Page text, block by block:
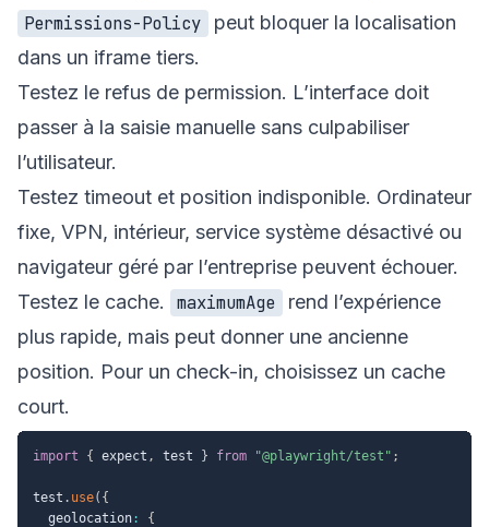
Permissions-Policy
peut bloquer la localisation
dans un iframe tiers.
Testez le refus de permission. L’interface doit
passer à la saisie manuelle sans culpabiliser
l’utilisateur.
Testez timeout et position indisponible. Ordinateur
fixe, VPN, intérieur, service système désactivé ou
navigateur géré par l’entreprise peuvent échouer.
Testez le cache.
maximumAge
rend l’expérience
plus rapide, mais peut donner une ancienne
position. Pour un check-in, choisissez un cache
court.
import { expect , test } from "@playwright/test" ;
test . use( {
  geolocation
: {